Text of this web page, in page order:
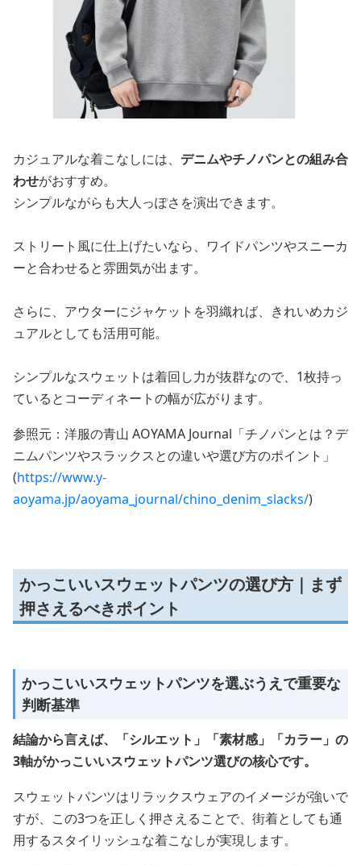
カジュアルな着こなしには、 デニムやチノパンとの組み合
わせがおすすめ。
シンプルながらも大人っぽさを演出できます。
ストリート風に仕上げたいなら、ワイドパンツやスニーカ
ーと合わせると雰囲気が出ます。
さらに、アウターにジャケットを羽織れば、きれいめカジ
ュアルとしても活用可能。
シンプルなスウェットは着回し力が抜群なので、1枚持っ
ているとコーディネートの幅が広がります。
参照元：洋服の青山 AOYAMA Journal「チノパンとは？デ
ニムパンツやスラックスとの違いや選び方のポイント」
(https://www.y-
aoyama.jp/aoyama_journal/chino_denim_slacks/)
かっこいいスウェットパンツの選び方｜まず
押さえるべきポイント
かっこいいスウェットパンツを選ぶうえで重要な
判断基準
結論から言えば、「シルエット」「素材感」「カラー」の
3軸がかっこいいスウェットパンツ選びの核心です。
スウェットパンツはリラックスウェアのイメージが強いで
すが、この3つを正しく押さえることで、街着としても通
用するスタイリッシュな着こなしが実現します。